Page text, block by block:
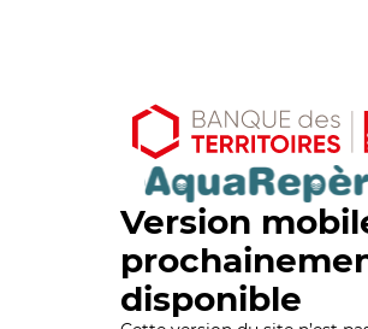
Version
disponible